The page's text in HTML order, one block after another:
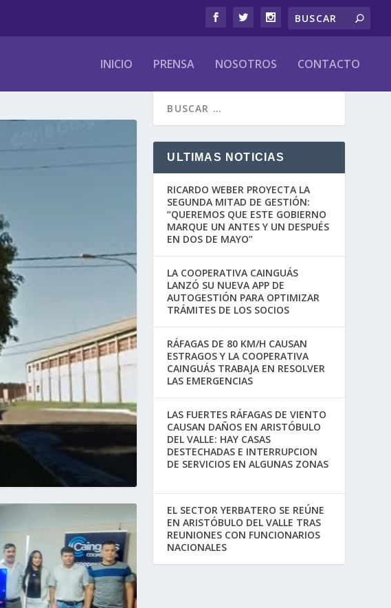
INICIO PRENSA NOSOTROS CONTACTO
ULTIMAS NOTICIAS
RICARDO WEBER PROYECTA LA
SEGUNDA MITAD DE GESTIÓN:
“QUEREMOS QUE ESTE GOBIERNO
MARQUE UN ANTES Y UN DESPUÉS
EN DOS DE MAYO”
LA COOPERATIVA CAINGUÁS
LANZÓ SU NUEVA APP DE
AUTOGESTIÓN PARA OPTIMIZAR
TRÁMITES DE LOS SOCIOS
RÁFAGAS DE 80 KM/H CAUSAN
ESTRAGOS Y LA COOPERATIVA
CAINGUÁS TRABAJA EN RESOLVER
LAS EMERGENCIAS
LAS FUERTES RÁFAGAS DE VIENTO
CAUSAN DAÑOS EN ARISTÓBULO
DEL VALLE: HAY CASAS
DESTECHADAS E INTERRUPCION
DE SERVICIOS EN ALGUNAS ZONAS
EL SECTOR YERBATERO SE REÚNE
EN ARISTÓBULO DEL VALLE TRAS
REUNIONES CON FUNCIONARIOS
NACIONALES